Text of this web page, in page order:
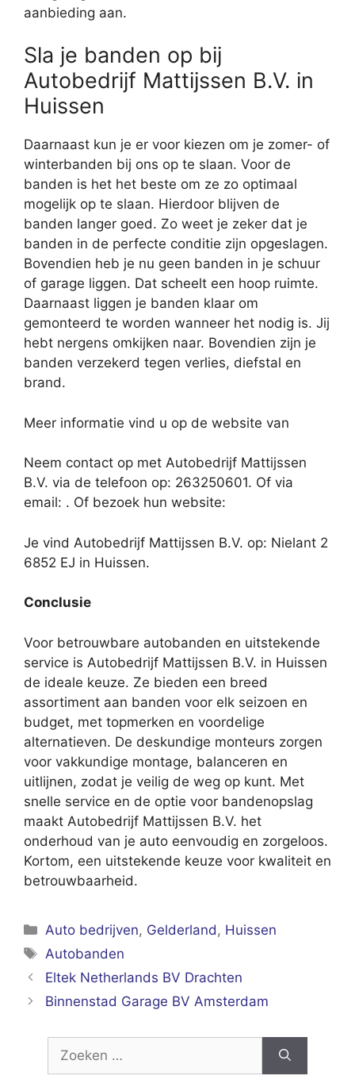
aanbieding aan.
Sla je banden op bij
Autobedrijf Mattijssen B.V. in
Huissen
Daarnaast kun je er voor kiezen om je zomer- of
winterbanden bij ons op te slaan. Voor de
banden is het het beste om ze zo optimaal
mogelijk op te slaan. Hierdoor blijven de
banden langer goed. Zo weet je zeker dat je
banden in de perfecte conditie zijn opgeslagen.
Bovendien heb je nu geen banden in je schuur
of garage liggen. Dat scheelt een hoop ruimte.
Daarnaast liggen je banden klaar om
gemonteerd te worden wanneer het nodig is. Jij
hebt nergens omkijken naar. Bovendien zijn je
banden verzekerd tegen verlies, diefstal en
brand.
Meer informatie vind u op de website van
Neem contact op met Autobedrijf Mattijssen
B.V. via de telefoon op: 263250601. Of via
email: . Of bezoek hun website:
Je vind Autobedrijf Mattijssen B.V. op: Nielant 2
6852 EJ in Huissen.
Conclusie
Voor betrouwbare autobanden en uitstekende
service is Autobedrijf Mattijssen B.V. in Huissen
de ideale keuze. Ze bieden een breed
assortiment aan banden voor elk seizoen en
budget, met topmerken en voordelige
alternatieven. De deskundige monteurs zorgen
voor vakkundige montage, balanceren en
uitlijnen, zodat je veilig de weg op kunt. Met
snelle service en de optie voor bandenopslag
maakt Autobedrijf Mattijssen B.V. het
onderhoud van je auto eenvoudig en zorgeloos.
Kortom, een uitstekende keuze voor kwaliteit en
betrouwbaarheid.
Categorieën
Auto bedrijven, Gelderland , Huissen
Tags
Autobanden
Eltek Netherlands BV Drachten
Binnenstad Garage BV Amsterdam
naar: